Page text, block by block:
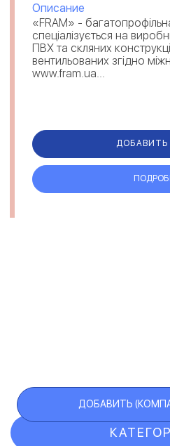
Описание
«FRAM» -
спеціалізується на
ПВХ та скляних
вентильованих згідно
www.fram.ua...
ДОБАВИТЬ
ДОБАВИТЬ